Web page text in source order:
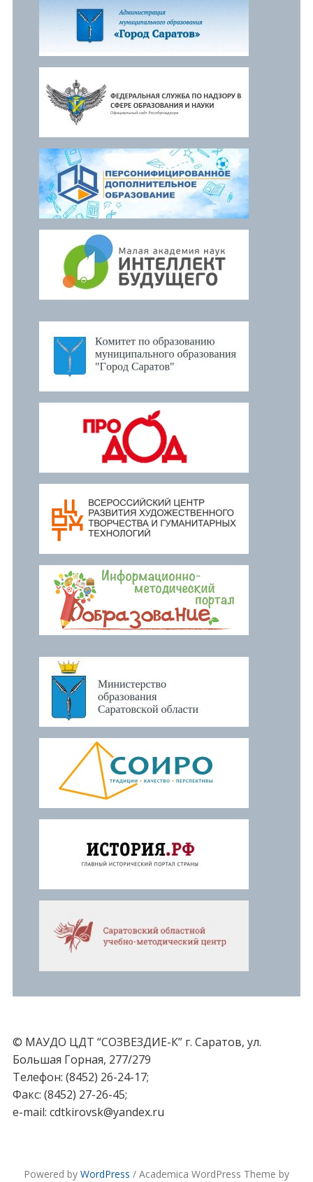
© МАУДО ЦДТ “СОЗВЕЗДИЕ-К” г. Саратов, ул.
Большая Горная, 277/279
Телефон: (8452) 26-24-17;
Факс: (8452) 27-26-45;
e-mail: cdtkirovsk@yandex.ru
Powered by WordPress / Academica WordPress Theme by